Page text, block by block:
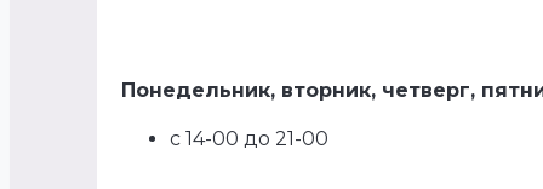
Понедельник, вторник, четверг,
с 14-00 до 21-00